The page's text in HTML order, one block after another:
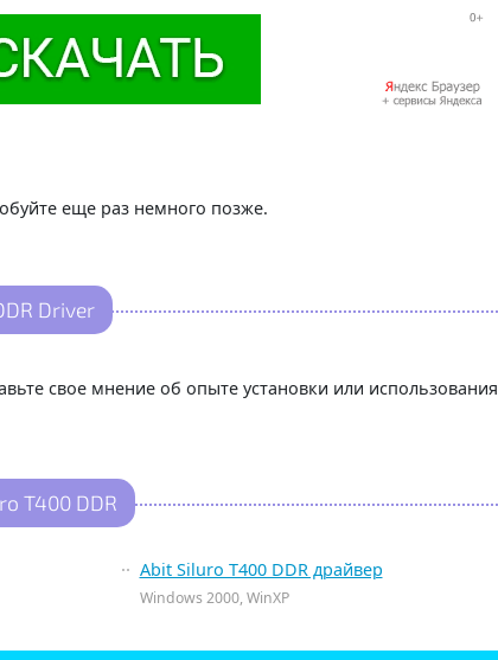
еще раз немного позже.
Driver
свое мнение об опыте установки или использования
T400 DDR
Abit Siluro T400 DDR драйвер
Windows 2000, WinXP